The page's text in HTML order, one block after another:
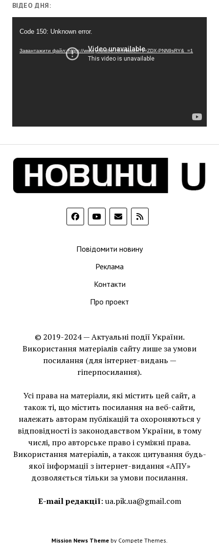
ВІДЕО ДНЯ:
Code 150: Unknown error.
Завантажити файл: https://www.youtube.com/watch?v=ZDX-PNN9sRY&_=1
Повідомити новину
Реклама
Контакти
Про проект
© 2019-2024 — Актуальні події України.
Використання матеріалів сайту лише за умови
посилання (для інтернет-видань —
гіперпосилання).
Усі права на матеріали, які містить цей сайт, а
також ті, що мiстить посилання на веб-сайти,
належать авторам публікацій та охороняються у
відповідності із законодавством України, в тому
числі, про авторське право і суміжні права.
Використання матерiалiв, а також цитування будь-
якої інформації з інтернет-видання «АПУ»
дозволяється тільки за умови посилання.
E-mail редакції: ua.pik.ua@gmail.com
Mission News Theme by Compete Themes.